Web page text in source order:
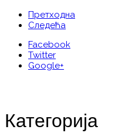
Претходна
Следећа
Facebook
Twitter
Google+
Категорија